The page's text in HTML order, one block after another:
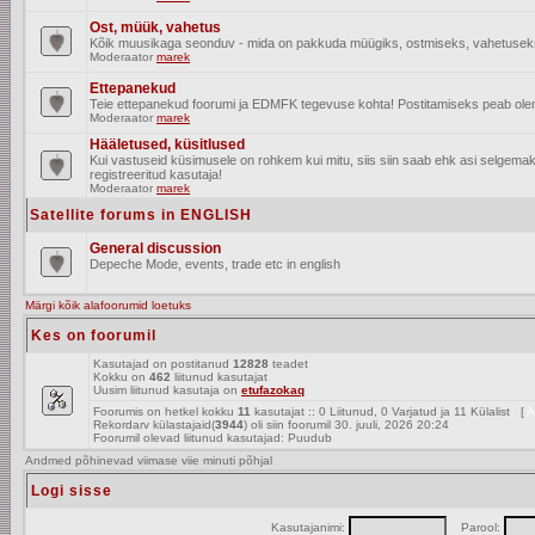
Ost, müük, vahetus
Kõik muusikaga seonduv - mida on pakkuda müügiks, ostmiseks,
Moderaator marek
Ettepanekud
Teie ettepanekud foorumi ja EDMFK tegevuse kohta! Postitamiseks peab
Moderaator marek
Hääletused, küsitlused
Kui vastuseid küsimusele on rohkem kui mitu, siis siin saab ehk asi
registreeritud kasutaja!
Moderaator marek
Satellite forums in ENGLISH
General discussion
Depeche Mode, events, trade etc in english
Märgi kõik alafoorumid loetuks
Kes on foorumil
Kasutajad on postitanud 12828 teadet
Kokku on 462 liitunud kasutajat
Uusim liitunud kasutaja on etufazokaq
Foorumis on hetkel kokku 11 kasutajat :: 0 Liitunud, 0 Varjatud ja 11 Külalist [
Rekordarv külastajaid(3944) oli siin foorumil 30. juuli, 2026 20:24
Foorumil olevad liitunud kasutajad: Puudub
Andmed põhinevad viimase viie minuti põhjal
Logi sisse
Kasutajanimi: Parool: